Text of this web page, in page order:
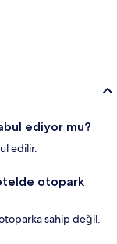
ediyor mu?
edilir.
otopark
sahip değil.